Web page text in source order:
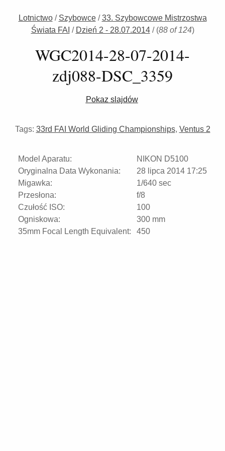
Lotnictwo/ Szybowce/33. Szybowcowe Mistrzostwa
Świata FAI / Dzień 2 - 28.07.2014/ (88 of 124)
WGC2014-28-07-2014-
zdj088-DSC_3359
Pokaz slajdów
Tags: 33rd FAI World Gliding Championships, Ventus 2
Model Aparatu:
NIKON D5100
Oryginalna Data Wykonania:
28 lipca 2014 17:25
Migawka:
1/640 sec
Przesłona:
f/8
Czułość ISO:
100
Ogniskowa:
300 mm
35mm Focal Length Equivalent:
450